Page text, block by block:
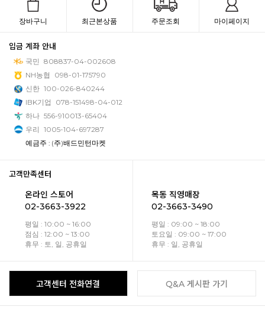
장바구니 최근본상품 주문조회 마이페이지
입금 계좌 안내
국민 808837-04-002608
NH농협
098-01-175790
신한 100-026-840244
IBK기업
078-151498-04-012
하나 556-910013-65404
우리 1005-104-697287
예금주 : (주)배드민턴마켓
고객만족센터
온라인 스토어
02-3663-3922
평일 : 10:00 ~ 16:00
점심 : 12:00 ~ 13:00
휴무 : 토, 일, 공휴일
목동 직영매장
02-3663-3490
평일 : 09:00 ~ 18:00
토요일 : 09:00 ~ 17:00
휴무 : 일, 공휴일
고객센터 전화연결 Q&A 게시판 가기